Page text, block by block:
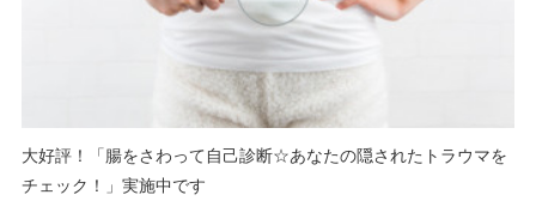
大好評！「腸をさわって自己診断☆あなたの隠されたトラウマを
チェック！」実施中です